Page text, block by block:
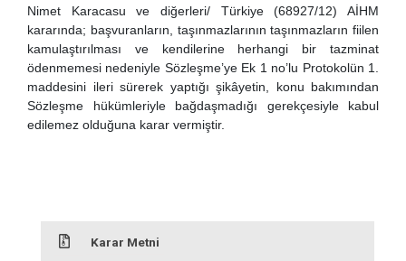
Nimet Karacasu ve diğerleri/ Türkiye (68927/12) AİHM
kararında; başvuranların, taşınmazlarının taşınmazların fiilen
kamulaştırılması ve kendilerine herhangi bir tazminat
ödenmemesi nedeniyle Sözleşme’ye Ek 1 no’lu Protokolün 1.
maddesini ileri sürerek yaptığı şikâyetin, konu bakımından
Sözleşme hükümleriyle bağdaşmadığı gerekçesiyle kabul
edilemez olduğuna karar vermiştir.
Karar Metni